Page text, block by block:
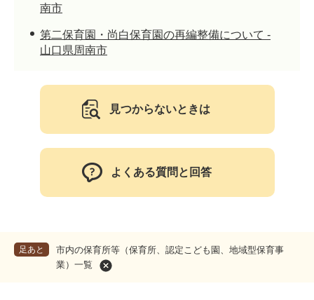
南市
第二保育園・尚白保育園の再編整備について -
山口県周南市
見つからないときは
よくある質問と回答
足あと
市内の保育所等（保育所、認定こども園、地域型保育事
業）一覧